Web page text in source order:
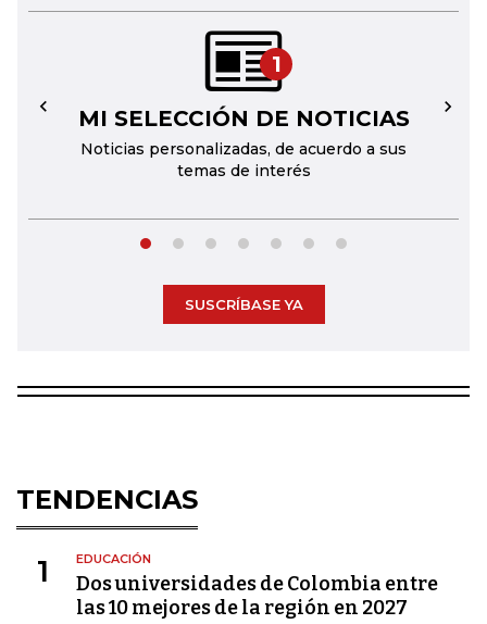
1
MI SELECCIÓN DE NOTICIAS
Noticias personalizadas, de acuerdo a sus
temas de interés
← →
SUSCRÍBASE YA
TENDENCIAS
1 EDUCACIÓN
Dos universidades de Colombia entre
las 10 mejores de la región en 2027